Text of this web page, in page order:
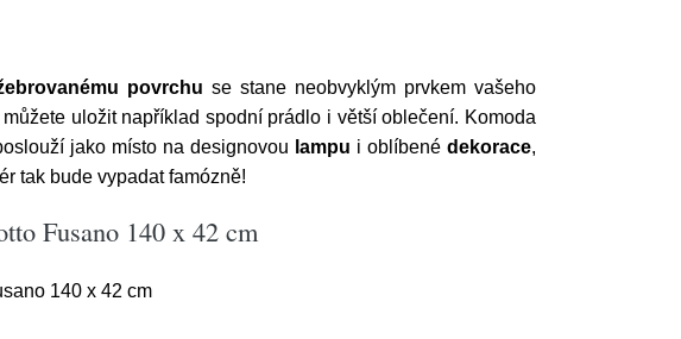
povrchu se stane neobvyklým prvkem vašeho
můžete uložit například spodní prádlo i větší oblečení. Komoda
jako místo na designovou lampu i oblíbené dekorace,
tak bude vypadat famózně!
Fusano 140 x 42 cm
140 x 42 cm